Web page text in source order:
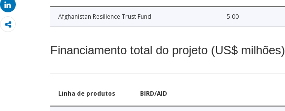
Share
Afghanistan Resilience Trust Fund 5.00
Financiamento total do projeto (US$ milhões)
Linha de produtos BIRD/AID